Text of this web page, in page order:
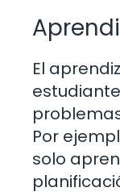
El
Por
solo